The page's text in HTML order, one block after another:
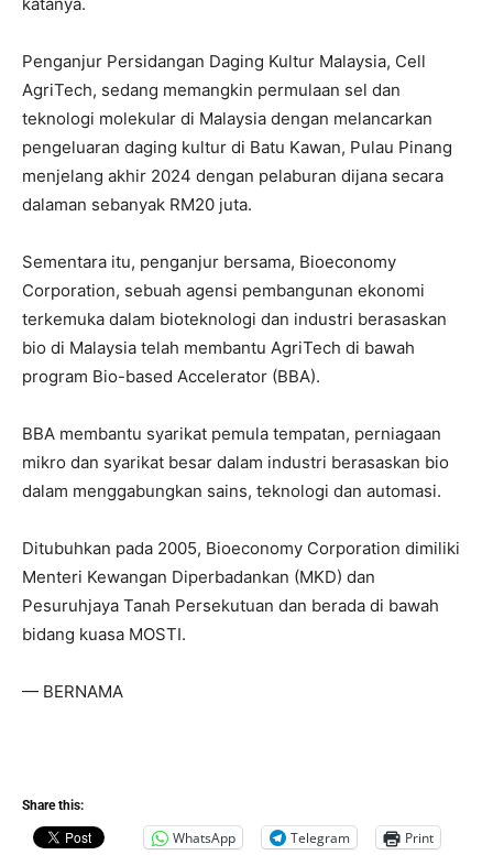
Penganjur Persidangan Daging Kultur Malaysia, Cell
AgriTech, sedang memangkin permulaan sel dan
teknologi molekular di Malaysia dengan melancarkan
pengeluaran daging kultur di Batu Kawan, Pulau Pinang
menjelang akhir 2024 dengan pelaburan dijana secara
dalaman sebanyak RM20 juta.
Sementara itu, penganjur bersama, Bioeconomy
Corporation, sebuah agensi pembangunan ekonomi
terkemuka dalam bioteknologi dan industri berasaskan
bio di Malaysia telah membantu AgriTech di bawah
program Bio-based Accelerator (BBA).
BBA membantu syarikat pemula tempatan, perniagaan
mikro dan syarikat besar dalam industri berasaskan bio
dalam menggabungkan sains, teknologi dan automasi.
Ditubuhkan pada 2005, Bioeconomy Corporation dimiliki
Menteri Kewangan Diperbadankan (MKD) dan
Pesuruhjaya Tanah Persekutuan dan berada di bawah
bidang kuasa MOSTI.
— BERNAMA
Share this:
WhatsApp Telegram Print